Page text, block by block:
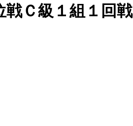
戦Ｃ級１組１回戦